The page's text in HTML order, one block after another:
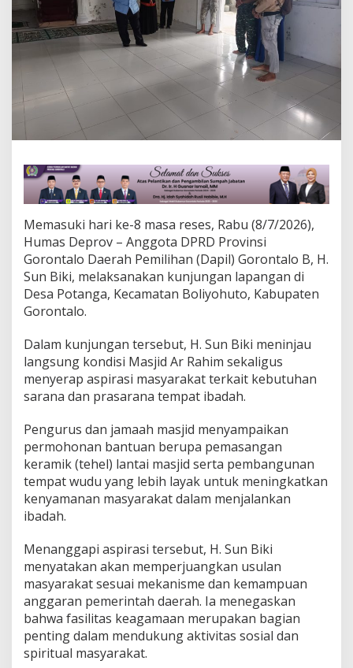
i
A
r
a
r
g
a
P
t
a
n
g
u
l
k
a
n
a
n
t
u
a
n
s
i
l
i
t
a
s
b
Memasuki hari ke-8 masa reses, Rabu (8/7/2026),
Humas Deprov – Anggota DPRD Provinsi
Gorontalo Daerah Pemilihan (Dapil) Gorontalo B, H.
Sun Biki, melaksanakan kunjungan lapangan di
Desa Potanga, Kecamatan Boliyohuto, Kabupaten
Gorontalo.
Dalam kunjungan tersebut, H. Sun Biki meninjau
langsung kondisi Masjid Ar Rahim sekaligus
menyerap aspirasi masyarakat terkait kebutuhan
sarana dan prasarana tempat ibadah.
Pengurus dan jamaah masjid menyampaikan
permohonan bantuan berupa pemasangan
keramik (tehel) lantai masjid serta pembangunan
tempat wudu yang lebih layak untuk meningkatkan
kenyamanan masyarakat dalam menjalankan
ibadah.
Menanggapi aspirasi tersebut, H. Sun Biki
menyatakan akan memperjuangkan usulan
masyarakat sesuai mekanisme dan kemampuan
anggaran pemerintah daerah. Ia menegaskan
bahwa fasilitas keagamaan merupakan bagian
penting dalam mendukung aktivitas sosial dan
spiritual masyarakat.